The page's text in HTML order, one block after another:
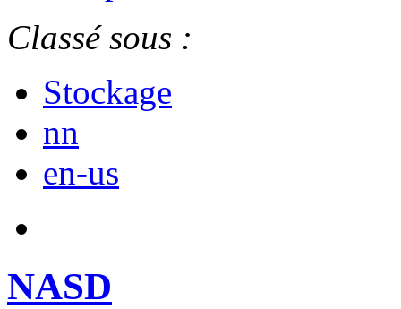
Classé sous :
Stockage
nn
en-us
NASD